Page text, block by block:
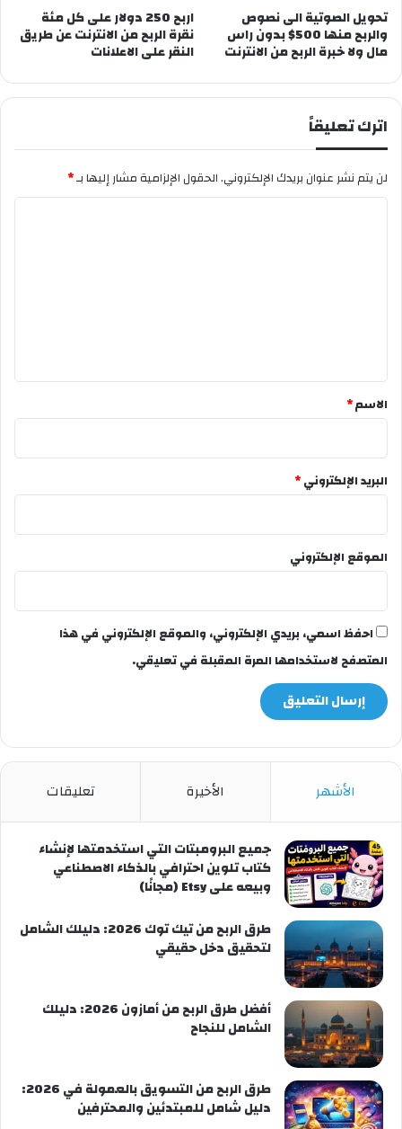
تحويل الصوتية الى نصوص
والربح منها 500$ بدون راس
مال ولا خبرة الربح من الانترنت
اربح 250 دولار على كل مئة
نقرة الربح من الانترنت عن طريق
النقر على الاعلانات
اترك تعليقاً
لن يتم نشر عنوان بريدك الإلكتروني.الحقول الإلزامية مشار إليها بـ*
*
الاسم*
البريد الإلكتروني*
الموقع الإلكتروني
احفظ اسمي، بريدي الإلكتروني، والموقع الإلكتروني في هذا
المتصفح لاستخدامها المرة المقبلة في تعليقي.
الأشهر الأخيرة تعليقات
جميع البرومبتات التي استخدمتها لإنشاء
كتاب تلوين احترافي بالذكاء الاصطناعي
وبيعه على Etsy (مجانًا)
طرق الربح من تيك توك 2026: دليلك الشامل
لتحقيق دخل حقيقي
أفضل طرق الربح من أمازون 2026: دليلك
الشامل للنجاح
طرق الربح من التسويق بالعمولة في 2026:
دليل شامل للمبتدئين والمحترفين